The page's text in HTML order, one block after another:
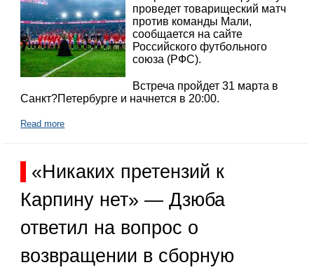
проведет товарищеский матч
против команды Мали,
сообщается на сайте
Российского футбольного
союза (РФС).
Встреча пройдет 31 марта в
Санкт?Петербурге и начнется в 20:00.
Read more
«Никаких претензий к
Карпину нет» — Дзюба
ответил на вопрос о
возвращении в сборную